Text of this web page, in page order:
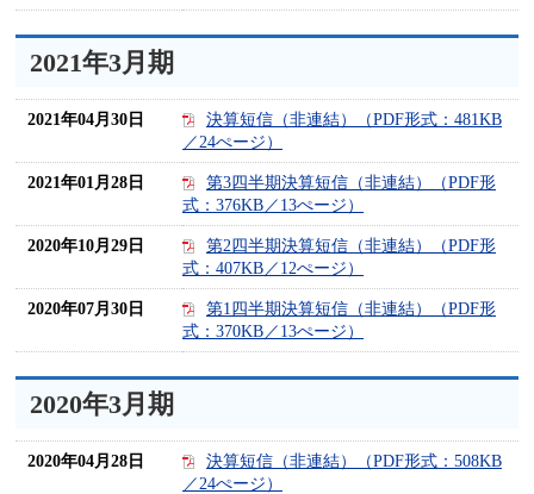
2021年3月期
2021年04月30日
決算短信（非連結）（PDF形式：481KB
／24ぺージ）
2021年01月28日
第3四半期決算短信（非連結）（PDF形
式：376KB／13ぺージ）
2020年10月29日
第2四半期決算短信（非連結）（PDF形
式：407KB／12ぺージ）
2020年07月30日
第1四半期決算短信（非連結）（PDF形
式：370KB／13ぺージ）
2020年3月期
2020年04月28日
決算短信（非連結）（PDF形式：508KB
／24ぺージ）